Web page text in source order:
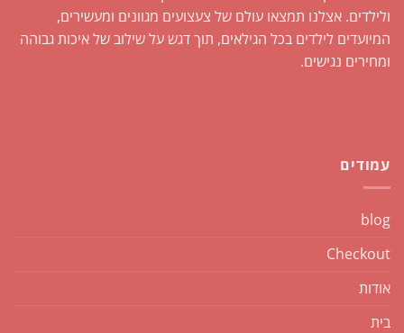
ולילדים. אצלנו תמצאו עולם של צעצועים מגוונים ומעשירים,
המיועדים לילדים בכל הגילאים, תוך דגש על שילוב של איכות גבוהה
ומחירים נגישים.
עמודים
blog
Checkout
אודות
בית